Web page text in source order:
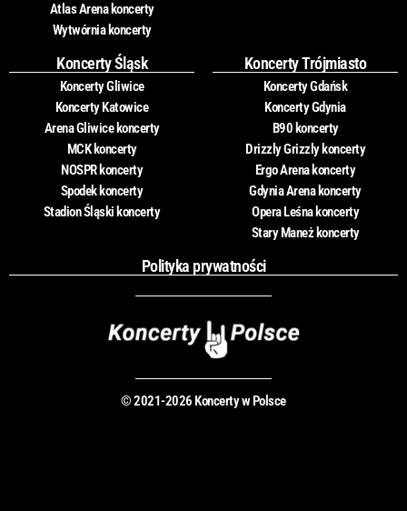
Atlas Arena koncerty
Wytwórnia koncerty
Koncerty Śląsk
Koncerty Gliwice
Koncerty Katowice
Arena Gliwice koncerty
MCK koncerty
NOSPR koncerty
Spodek koncerty
Stadion Śląski koncerty
Koncerty Trójmiasto
Koncerty Gdańsk
Koncerty Gdynia
B90 koncerty
Drizzly Grizzly koncerty
Ergo Arena koncerty
Gdynia Arena koncerty
Opera Leśna koncerty
Stary Maneż koncerty
Polityka prywatności
© 2021-2026 Koncerty w Polsce